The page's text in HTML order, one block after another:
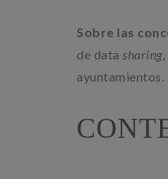
Sobre las
de data sharing,
ayuntamientos.